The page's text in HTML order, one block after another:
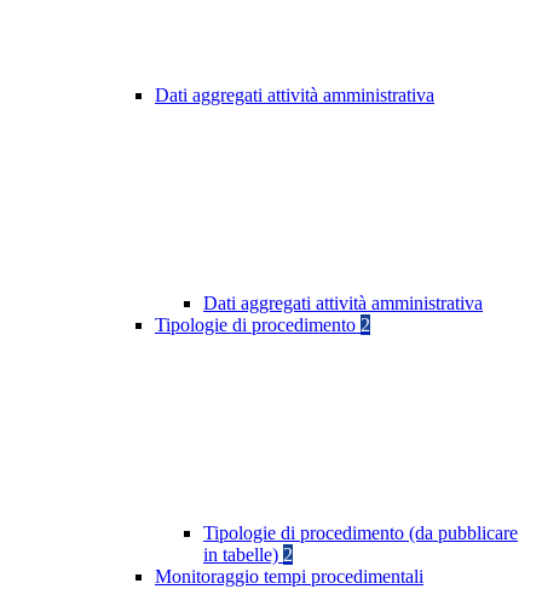
Dati aggregati attività amministrativa
Dati aggregati attività amministrativa
Tipologie di procedimento 2
Tipologie di procedimento (da pubblicare
in tabelle) 2
Monitoraggio tempi procedimentali